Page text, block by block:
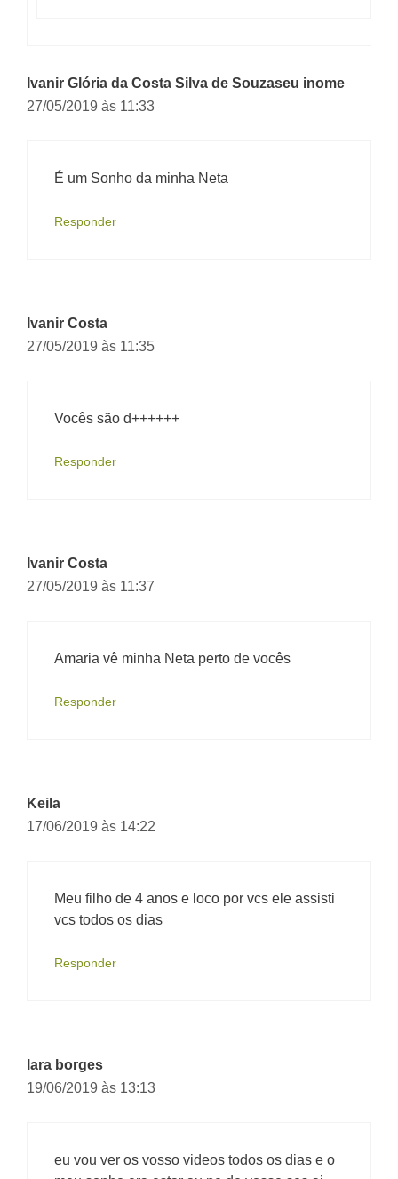
Ivanir Glória da Costa Silva de Souzaseu inome
27/05/2019 às 11:33
É um Sonho da minha Neta
Responder
Ivanir Costa
27/05/2019 às 11:35
Vocês são d++++++
Responder
Ivanir Costa
27/05/2019 às 11:37
Amaria vê minha Neta perto de vocês
Responder
Keila
17/06/2019 às 14:22
Meu filho de 4 anos e loco por vcs ele assisti
vcs todos os dias
Responder
lara borges
19/06/2019 às 13:13
eu vou ver os vosso videos todos os dias e o